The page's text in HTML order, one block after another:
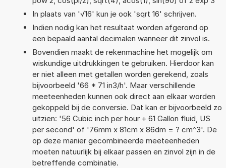
In plaats van '√16' kun je ook 'sqrt 16' schrijven.
Indien nodig kan het resultaat worden afgerond op
een bepaald aantal decimalen wanneer dit zinvol is.
Bovendien maakt de rekenmachine het mogelijk om
wiskundige uitdrukkingen te gebruiken. Hierdoor kan
er niet alleen met getallen worden gerekend, zoals
bijvoorbeeld '66 * 71 in3/h'. Maar verschillende
meeteenheden kunnen ook direct aan elkaar worden
gekoppeld bij de conversie. Dat kan er bijvoorbeeld zo
uitzien: '56 Cubic inch per hour + 61 Gallon fluid, US
per second' of '76mm x 81cm x 86dm = ? cm^3'. De
op deze manier gecombineerde meeteenheden
moeten natuurlijk bij elkaar passen en zinvol zijn in de
betreffende combinatie.